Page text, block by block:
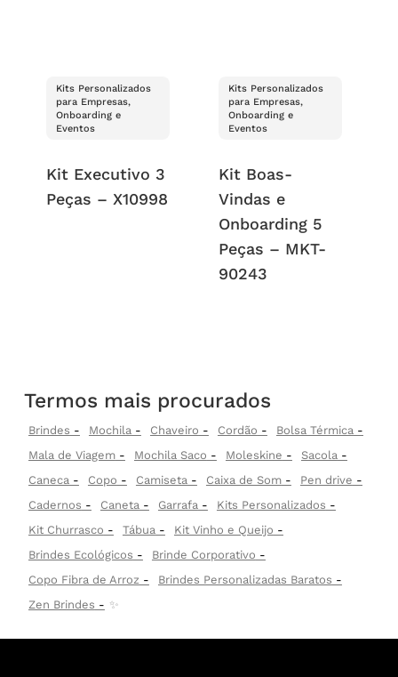
Kits Personalizados
para Empresas,
Onboarding e
Eventos
Kit Executivo 3
Peças – X10998
Kits Personalizados
para Empresas,
Onboarding e
Eventos
Kit Boas-
Vindas e
Onboarding 5
Peças – MKT-
90243
Termos mais procurados
Brindes Mochila Chaveiro Cordão
Bolsa Térmica
Mala de Viagem
Mochila Saco Moleskine
Sacola
Caneca
Copo Camiseta Caixa de Som
Pen drive
Cadernos
Caneta Garrafa
Kits Personalizados
Kit Churrasco
Tábua
Kit Vinho e Queijo
Brindes Ecológicos
Brinde Corporativo
Copo Fibra de Arroz
Brindes Personalizadas Baratos
Zen Brindes
✨